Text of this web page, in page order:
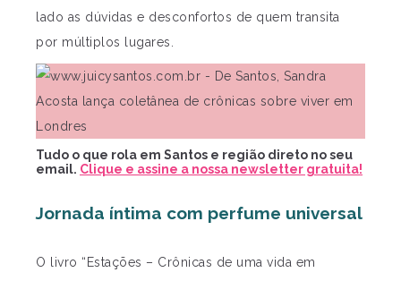
lado as dúvidas e desconfortos de quem transita
por múltiplos lugares.
Tudo o que rola em Santos e região direto no seu
email. Clique e assine a nossa newsletter gratuita!
Jornada íntima com perfume universal
O livro “Estações – Crônicas de uma vida em